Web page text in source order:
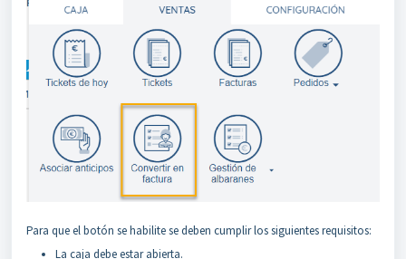
Para que el botón se habilite se deben cumplir los siguientes requisitos:
La caja debe estar abierta.